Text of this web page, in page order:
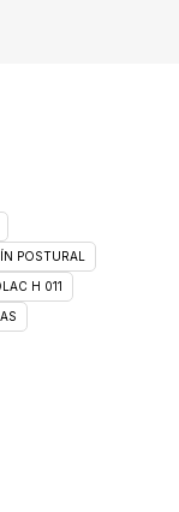
POSTURAL
H 011